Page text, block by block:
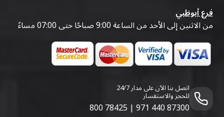
فرع أبوظبي
من الاثنين إلى الأحد من الساعة 9:00 صباحًا حتى 07:00 مساءً
اتصل بنا الآن على مدار 24/7
للحجز والاستفسار
800 78425 | 971 440 87300